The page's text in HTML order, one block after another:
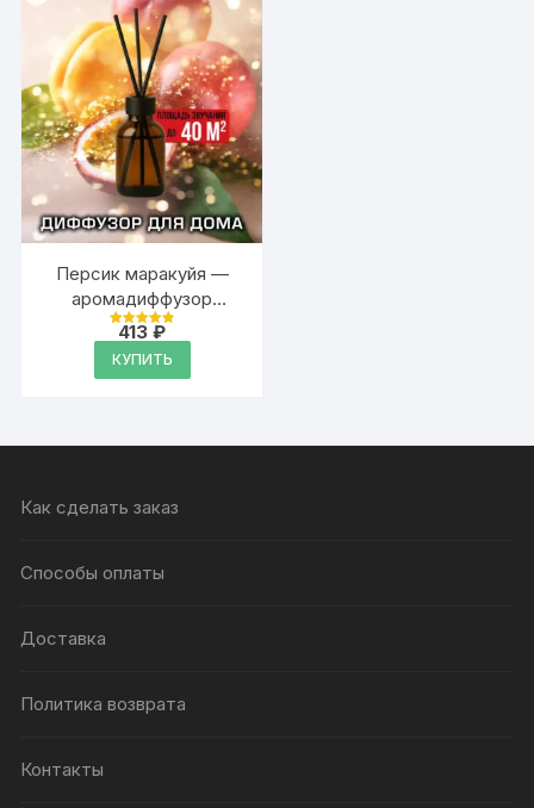
Персик маракуйя —
аромадиффузор
Аурасо, 50 мл, 1 шт.
Оценка
из 5
413₽
КУПИТЬ
Как сделать заказ
Способы оплаты
Доставка
Политика возврата
Контакты